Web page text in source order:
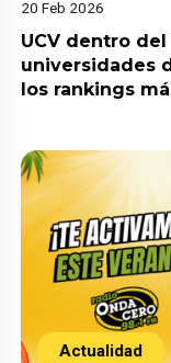
20 Feb 2026
UCV dentro
universidades
los rankings
Actualidad